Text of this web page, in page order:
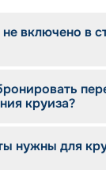
включено в
круиза?
нужны для